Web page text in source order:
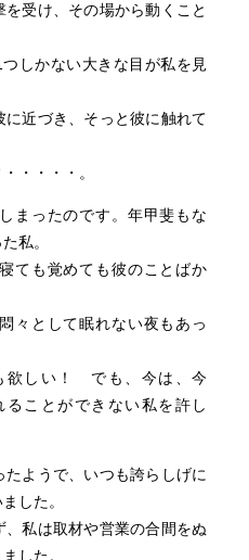
受け、その場から動くこと
しかない大きな目が私を見
近づき、そっと彼に触れて
・・・・。
まったのです。年甲斐もな
私。
ても覚めても彼のことばか
々として眠れない夜もあっ
欲しい！ でも、今は、今
ことができない私を許し
ようで、いつも誇らしげに
した。
私は取材や営業の合間をぬ
した。